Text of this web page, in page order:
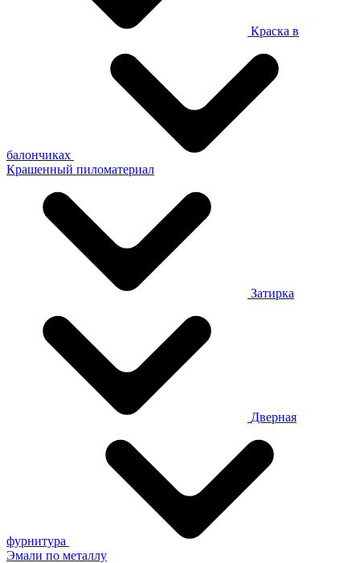
Краска в
балончиках
Крашенный пиломатериал
Затирка
Дверная
фурнитура
Эмали по металлу